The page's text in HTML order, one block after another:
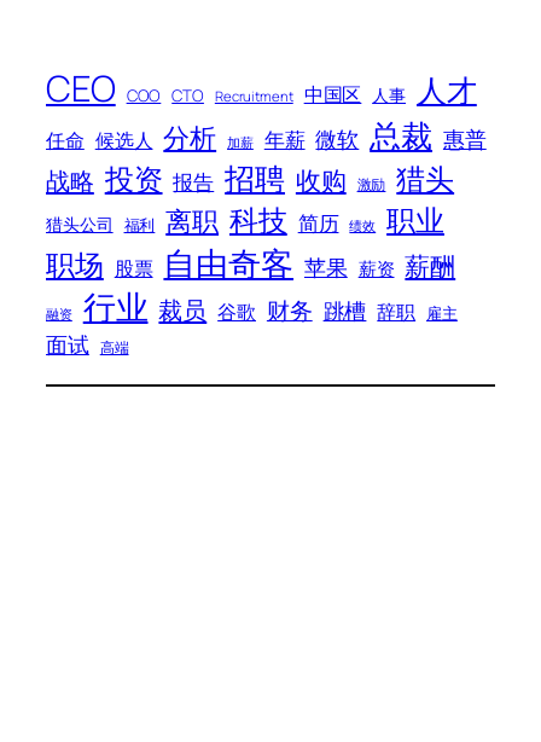
CEO COO CTO Recruitment 中国区 人事 人才
任命 候选人 分析 加薪 年薪 微软 总裁 惠普
战略 投资 报告 招聘 收购 激励 猎头
猎头公司 福利 离职 科技 简历 绩效 职业
职场 股票 自由奇客 苹果 薪资 薪酬
融资 行业 裁员 谷歌 财务 跳槽 辞职 雇主
面试 高端